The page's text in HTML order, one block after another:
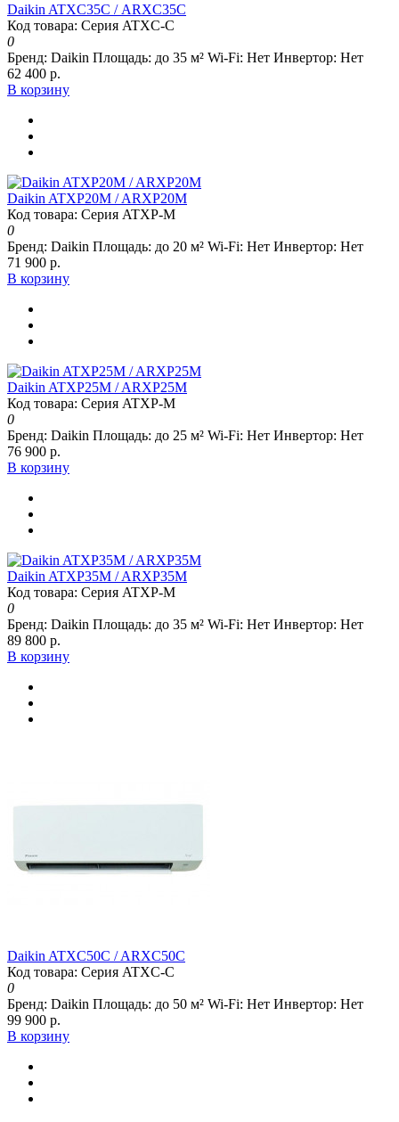
Daikin ATXC35С / ARXC35С
Код товара: Серия ATXC-C
0
Бренд: Daikin Площадь: до 35 м² Wi-Fi: Нет Инвертор: Нет
62 400 р.
В корзину
Daikin ATXP20M / ARXP20M
Код товара: Серия ATXP-M
0
Бренд: Daikin Площадь: до 20 м² Wi-Fi: Нет Инвертор: Нет
71 900 р.
В корзину
Daikin ATXP25M / ARXP25M
Код товара: Серия ATXP-M
0
Бренд: Daikin Площадь: до 25 м² Wi-Fi: Нет Инвертор: Нет
76 900 р.
В корзину
Daikin ATXP35M / ARXP35M
Код товара: Серия ATXP-M
0
Бренд: Daikin Площадь: до 35 м² Wi-Fi: Нет Инвертор: Нет
89 800 р.
В корзину
Daikin ATXC50C / ARXC50C
Код товара: Серия ATXC-C
0
Бренд: Daikin Площадь: до 50 м² Wi-Fi: Нет Инвертор: Нет
99 900 р.
В корзину